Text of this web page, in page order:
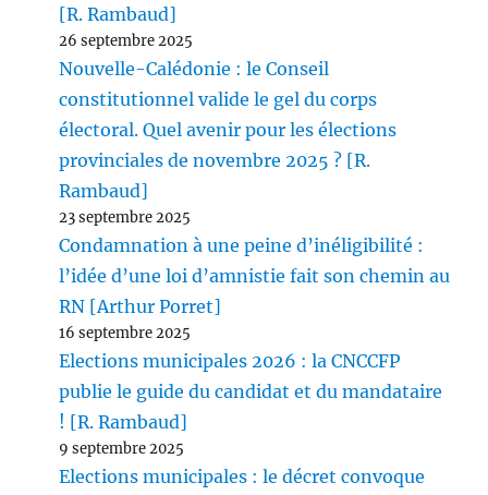
[R. Rambaud]
26 septembre 2025
Nouvelle-Calédonie : le Conseil
constitutionnel valide le gel du corps
électoral. Quel avenir pour les élections
provinciales de novembre 2025 ? [R.
Rambaud]
23 septembre 2025
Condamnation à une peine d’inéligibilité :
l’idée d’une loi d’amnistie fait son chemin au
RN [Arthur Porret]
16 septembre 2025
Elections municipales 2026 : la CNCCFP
publie le guide du candidat et du mandataire
! [R. Rambaud]
9 septembre 2025
Elections municipales : le décret convoque